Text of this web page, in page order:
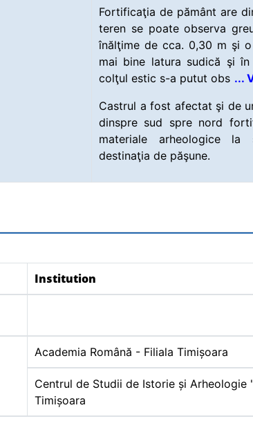
Fortificaţia de pământ are
teren se poate observa
înălţime de cca. 0,30 m şi
mai bine latura sudică şi
colţul estic s-a putut obs ...
Castrul a fost afectat şi de
dinspre sud spre nord
materiale arheologice la
destinaţia de păşune.
Institution
Academia Română - Filiala Timișoara
Centrul de Studii de Istorie și Arheologie
Timișoara